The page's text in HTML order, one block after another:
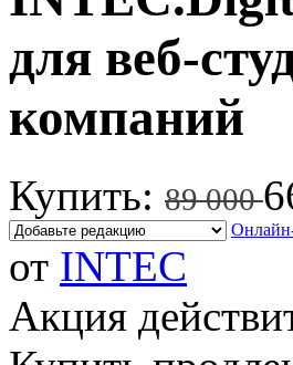
для веб-
компаний
Купить: 89 000
от INTEC
Акция